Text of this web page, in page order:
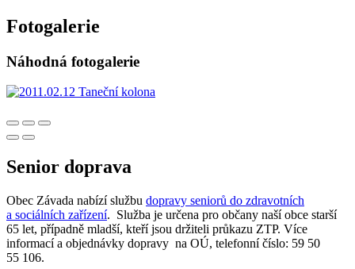
Fotogalerie
Náhodná fotogalerie
Senior doprava
Obec Závada nabízí službu dopravy seniorů do zdravotních
a sociálních zařízení. Služba je určena pro občany naší obce starší
65 let, případně mladší, kteří jsou držiteli průkazu ZTP. Více
informací a objednávky dopravy na OÚ, telefonní číslo: 59 50
55 106.